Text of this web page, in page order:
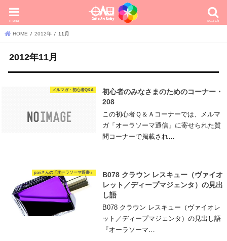
search
menu
HOME 2012年 11月
2012年11月
メルマガ・初心者Q&A
初心者のみなさまのためのコーナー・
208
この初心者Ｑ＆Ａコーナーでは、メルマ
ガ「オーラソーマ通信」に寄せられた質
問コーナーで掲載され…
pariさんの「オーラソーマ辞書」
B078 クラウン レスキュー（ヴァイオ
レット／ディープマジェンタ）の見出
し語
B078 クラウン レスキュー（ヴァイオレ
ット／ディープマジェンタ）の見出し語
『オーラソーマ…